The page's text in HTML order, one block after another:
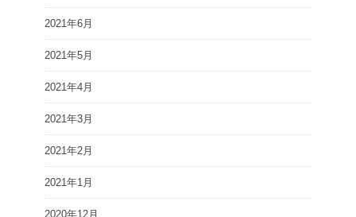
2021年6月
2021年5月
2021年4月
2021年3月
2021年2月
2021年1月
2020年12月